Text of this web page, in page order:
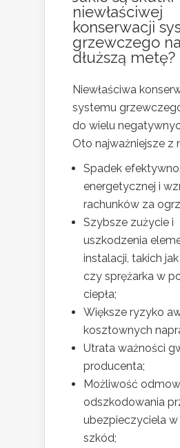
niewłaściwej
konserwacji
grzewczego na
dłuższą metę?
Niewłaściwa
systemu
do wielu
Oto najważniejsze z
Spadek
energetycznej i
rachunków za
Szybsze zużycie i
uszkodzenia
instalacji, takich
czy sprężarka w
ciepła;
Większe ryzyko
kosztownych
Utrata ważności
producenta;
Możliwość
odszkodowania
ubezpieczyciela
szkód;